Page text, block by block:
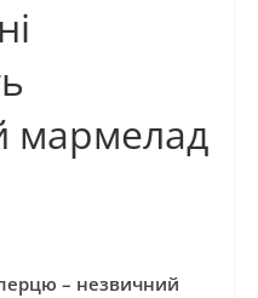
мармелад
– незвичний